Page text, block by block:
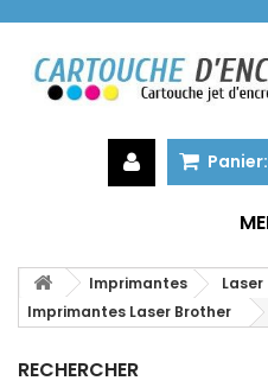
Panier:
Imprimantes
Laser
Imprimantes Laser Brother
RECHERCHER